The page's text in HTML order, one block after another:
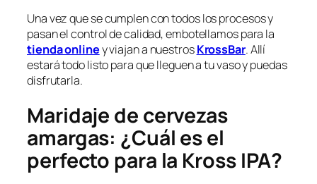
Una vez que se cumplen con todos los procesos y
pasan el control de calidad, embotellamos para la
tienda onliney viajan a nuestrosKrossBar. Allí
estará todo listo para que lleguen a tu vaso y puedas
disfrutarla.
Maridaje de cervezas
amargas: ¿Cuál es el
perfecto para la Kross IPA?